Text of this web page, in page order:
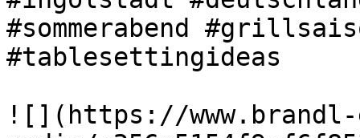
#sommerabend
#tablesettingideas
![](https://